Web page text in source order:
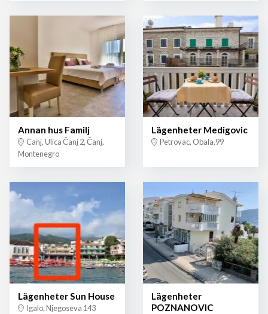
Annan hus Familj
Canj, Ulica Čanj 2, Čanj,
Montenegro
Lägenheter Medigovic
Petrovac, Obala,99
Lägenheter Sun House
Igalo, Njegoseva 143
Lägenheter
POZNANOVIC